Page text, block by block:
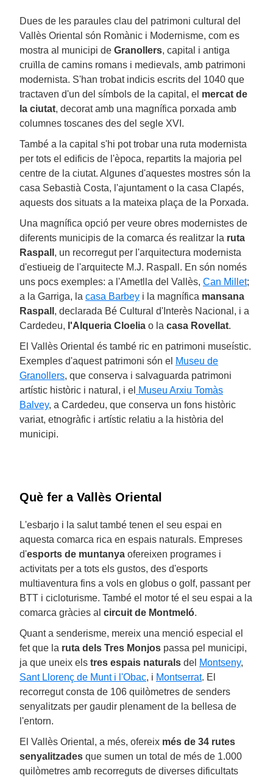
Dues de les paraules clau del patrimoni cultural del
Vallès Oriental són Romànic i Modernisme, com es
mostra al municipi de Granollers, capital i antiga
cruïlla de camins romans i medievals, amb patrimoni
modernista. S'han trobat indicis escrits del 1040 que
tractaven d'un del símbols de la capital, el mercat de
la ciutat, decorat amb una magnífica porxada amb
columnes toscanes des del segle XVI.
També a la capital s'hi pot trobar una ruta modernista
per tots el edificis de l'època, repartits la majoria pel
centre de la ciutat. Algunes d'aquestes mostres són la
casa Sebastià Costa, l'ajuntament o la casa Clapés,
aquests dos situats a la mateixa plaça de la Porxada.
Una magnífica opció per veure obres modernistes de
diferents municipis de la comarca és realitzar la ruta
Raspall , un recorregut per l'arquitectura modernista
d'estiueig de l'arquitecte M.J. Raspall. En són només
uns pocs exemples: a l'Ametlla del Vallès, Can Millet;
a la Garriga, la casa Barbey i la magnífica mansana
Raspall , declarada Bé Cultural d'Interès Nacional, i a
Cardedeu, l'Alqueria Cloelia o la casa Rovellat.
El Vallès Oriental és també ric en patrimoni museístic.
Exemples d'aquest patrimoni són el Museu de
Granollers, que conserva i salvaguarda patrimoni
artístic històric i natural, i el Museu Arxiu Tomàs
Balvey, a Cardedeu, que conserva un fons històric
variat, etnogràfic i artístic relatiu a la història del
municipi.
Què fer a Vallès Oriental
L'esbarjo i la salut també tenen el seu espai en
aquesta comarca rica en espais naturals. Empreses
d'esports de muntanya ofereixen programes i
activitats per a tots els gustos, des d'esports
multiaventura fins a vols en globus o golf, passant per
BTT i cicloturisme. També el motor té el seu espai a la
comarca gràcies al circuit de Montmeló.
Quant a senderisme, mereix una menció especial el
fet que la ruta dels Tres Monjos passa pel municipi,
ja que uneix els tres espais naturals del Montseny,
Sant Llorenç de Munt i l'Obac, i Montserrat. El
recorregut consta de 106 quilòmetres de senders
senyalitzats per gaudir plenament de la bellesa de
l'entorn.
El Vallès Oriental, a més, ofereix més de 34 rutes
senyalitzades que sumen un total de més de 1.000
quilòmetres amb recorreguts de diverses dificultats